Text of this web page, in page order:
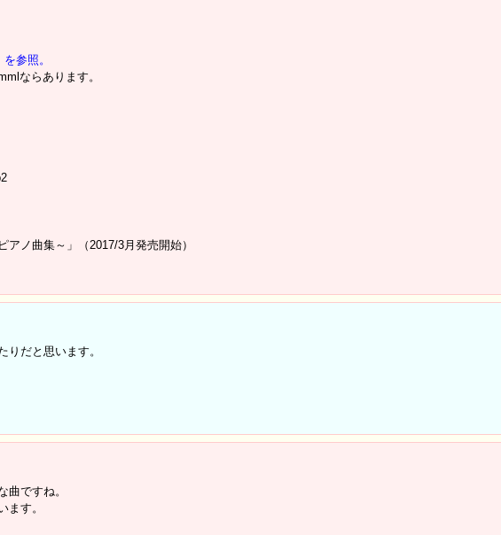
を参照。
ならあります。
ノ曲集～」（2017/3月発売開始）
りだと思います。
曲ですね。
ます。